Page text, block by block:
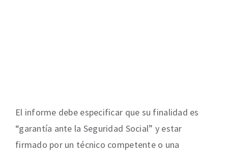
El informe debe especificar que su finalidad es
“garantía ante la Seguridad Social” y estar
firmado por un técnico competente o una